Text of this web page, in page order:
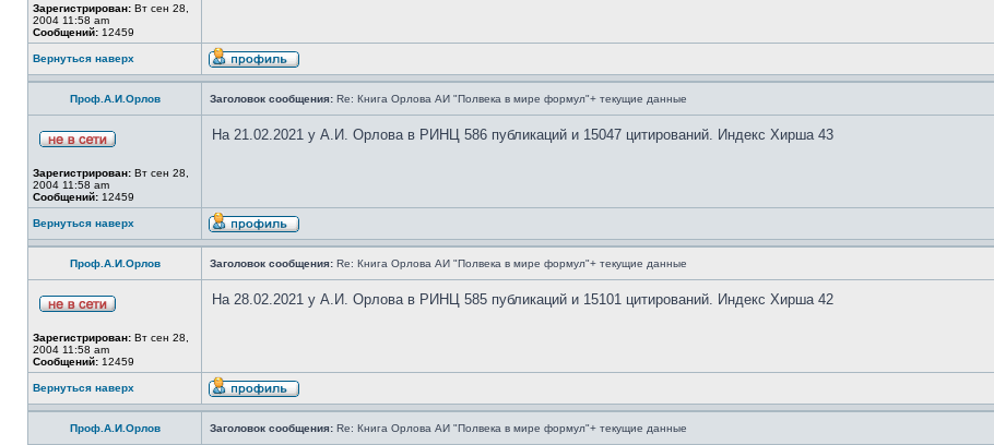
Зарегистрирован: Вт сен 28,
2004 11:58 am
Сообщений: 12459
Вернуться наверх
Проф.А.И.Орлов Заголовок сообщения: Re: Книга Орлова АИ "Полвека в мире формул"+ текущие данные
Зарегистрирован: Вт сен 28,
2004 11:58 am
Сообщений: 12459
На 21.02.2021 у А.И. Орлова в РИНЦ 586 публикаций и 15047 цитирований. Индекс Хирша 43
Вернуться наверх
Проф.А.И.Орлов Заголовок сообщения: Re: Книга Орлова АИ "Полвека в мире формул"+ текущие данные
Зарегистрирован: Вт сен 28,
2004 11:58 am
Сообщений: 12459
На 28.02.2021 у А.И. Орлова в РИНЦ 585 публикаций и 15101 цитирований. Индекс Хирша 42
Вернуться наверх
Проф.А.И.Орлов Заголовок сообщения: Re: Книга Орлова АИ "Полвека в мире формул"+ текущие данные